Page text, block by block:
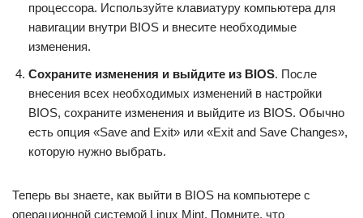
процессора. Используйте клавиатуру компьютера для
навигации внутри BIOS и внесите необходимые
изменения.
Сохраните изменения и выйдите из BIOS. После
внесения всех необходимых изменений в настройки
BIOS, сохраните изменения и выйдите из BIOS. Обычно
есть опция «Save and Exit» или «Exit and Save Changes»,
которую нужно выбрать.
Теперь вы знаете, как выйти в BIOS на компьютере с
операционной системой Linux Mint. Помните, что